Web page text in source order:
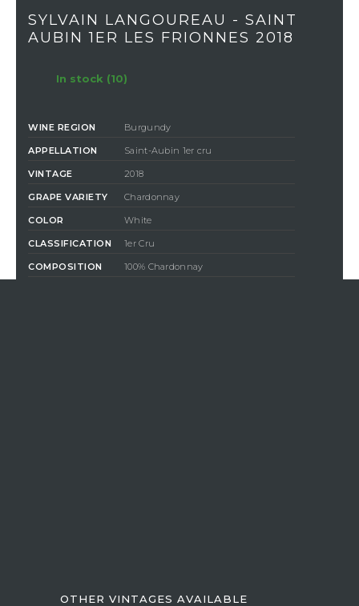
SYLVAIN LANGOUREAU - SAINT
AUBIN 1ER LES FRIONNES 2018
In stock (10)
WINE REGION Burgundy
APPELLATION Saint-Aubin 1er cru
VINTAGE 2018
GRAPE VARIETY Chardonnay
COLOR White
CLASSIFICATION 1er Cru
COMPOSITION
100% Chardonnay
OTHER VINTAGES AVAILABLE